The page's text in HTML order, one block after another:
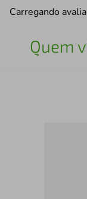
Carregando
Quem